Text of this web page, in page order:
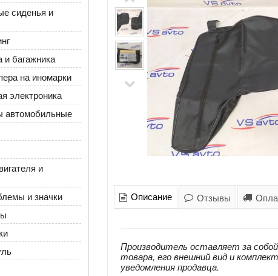
сиденья и
и багажника
на иномарки
электроника
автомобильные
и
и значки
Описание Отзывы
Производитель оставляет за
товара, его внешний вид и
уведомления продавца.